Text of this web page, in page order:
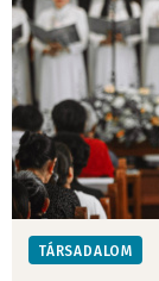
TÁRSADALOM